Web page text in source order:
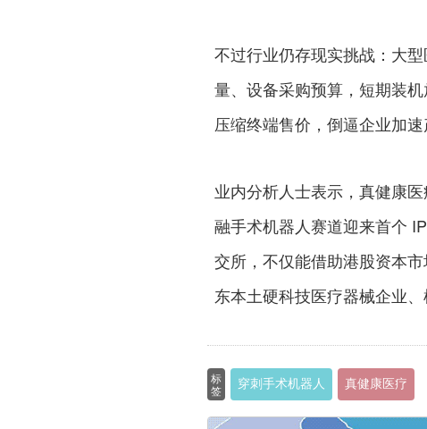
不过行业仍存现实挑战：大
量、设备采购预算，短期装
压缩终端售价，倒逼企业加速
业内分析人士表示，真健康
融手术机器人赛道迎来首个
交所，不仅能借助港股资本
东本土硬科技医疗器械企业
标
签
穿刺手术机器人 真健康医疗